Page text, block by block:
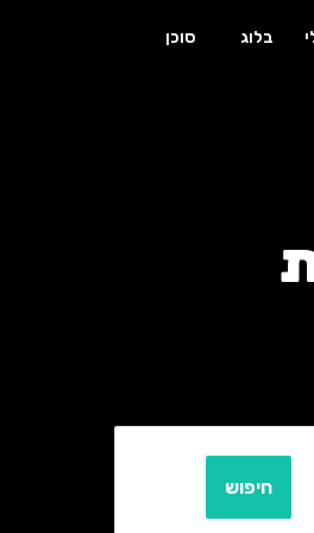
בלוג סוכן
חיפוש